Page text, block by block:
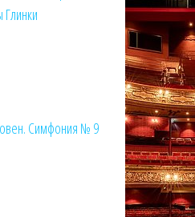
Симфония № 9